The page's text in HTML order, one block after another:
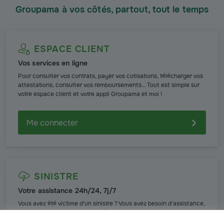
Groupama à vos côtés, partout, tout le temps
ESPACE CLIENT
Vos services en ligne
Pour consulter vos contrats, payer vos cotisations, télécharger vos
attestations, consulter vos remboursements… Tout est simple sur
votre espace client et votre appli Groupama et moi !
Me connecter
SINISTRE
Votre assistance 24h/24, 7j/7
Vous avez été victime d'un sinistre ? Vous avez besoin d'assistance,
ou simplement d'aide pour le déclarer ? Nos conseillers Groupama